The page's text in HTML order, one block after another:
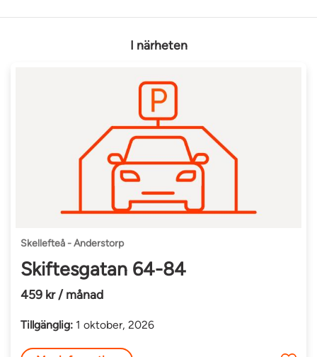
I närheten
Skellefteå - Anderstorp
Skiftesgatan 64-84
459 kr / månad
Tillgänglig: 1 oktober, 2026